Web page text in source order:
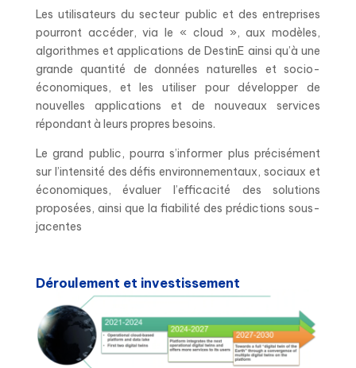
Les utilisateurs du secteur public et des entreprises
pourront accéder, via le « cloud », aux modèles,
algorithmes et applications de DestinE ainsi qu’à une
grande quantité de données naturelles et socio-
économiques, et les utiliser pour développer de
nouvelles applications et de nouveaux services
répondant à leurs propres besoins.
Le grand public, pourra s’informer plus précisément
sur l’intensité des défis environnementaux, sociaux et
économiques, évaluer l’efficacité des solutions
proposées, ainsi que la fiabilité des prédictions sous-
jacentes
Déroulement et investissement